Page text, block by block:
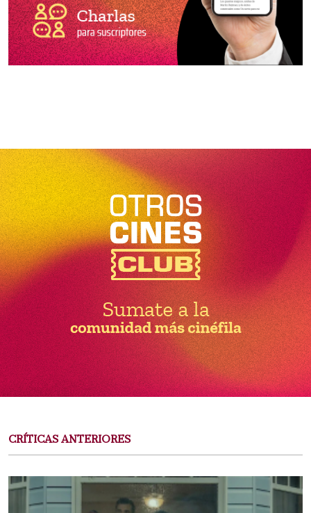
CRÍTICAS ANTERIORES